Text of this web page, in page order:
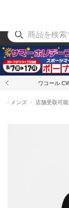
ワコール
メンズ 店舗受取可能